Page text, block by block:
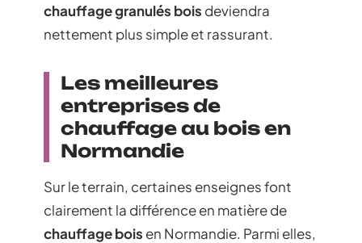
chauffage granulés bois deviendra
nettement plus simple et rassurant.
Les meilleures
entreprises de
chauffage au bois en
Normandie
Sur le terrain, certaines enseignes font
clairement la différence en matière de
chauffage bois en Normandie. Parmi elles,